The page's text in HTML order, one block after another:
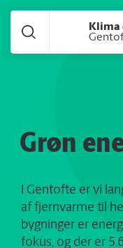
Klima
Grøn
I Gentofte er vi
af fjernvarme til
bygninger er
fokus, og der er